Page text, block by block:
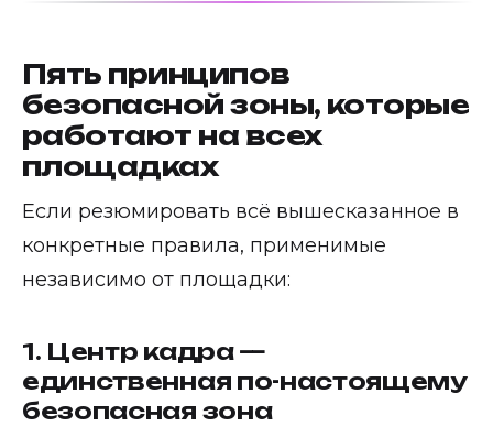
Пять принципов
безопасной зоны, которые
работают на всех
площадках
Если резюмировать всё вышесказанное в
конкретные правила, применимые
независимо от площадки:
1. Центр кадра —
единственная по-настоящему
безопасная зона